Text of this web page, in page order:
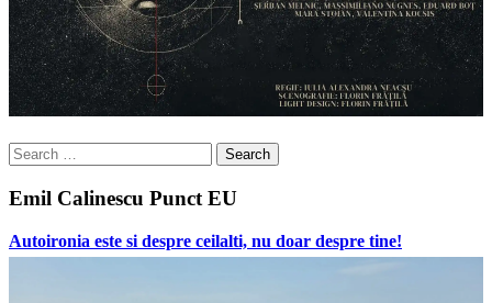
Search
for:
Emil Calinescu Punct EU
Autoironia este si despre ceilalti, nu doar despre tine!